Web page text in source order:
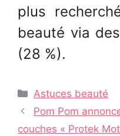
plus
beauté via
(28 %).
Catégories
Astuces beauté
Navigation
des
Pom Pom
couches « Protek